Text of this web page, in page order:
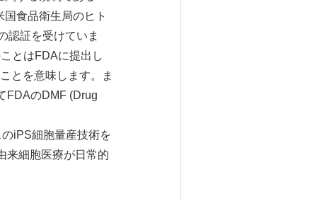
食品衛生局のヒト
認証を受けていま
とはFDAに提出し
とを意味します。ま
FDAのDMF (Drug
iPS細胞量産技術を
来細胞医療が日常的